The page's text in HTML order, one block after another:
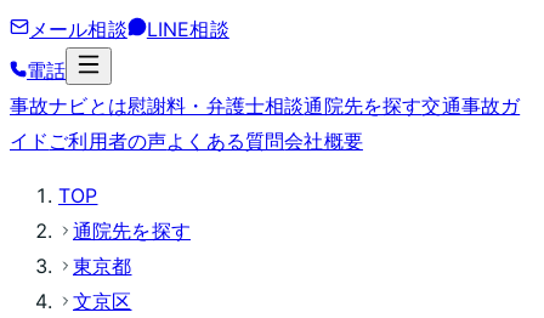
メール相談
LINE相談
電話
事故ナビとは慰謝料・弁護士相談通院先を探す交通事故ガ
イド ご利用者の声よくある質問会社概要
TOP
通院先を探す
東京都
文京区